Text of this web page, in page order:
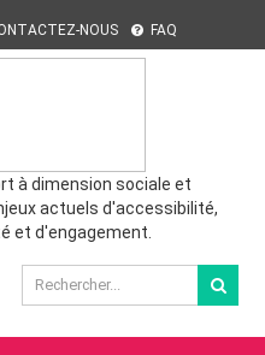
NOUS FAQ
à dimension sociale et
actuels d'accessibilité,
et d'engagement.